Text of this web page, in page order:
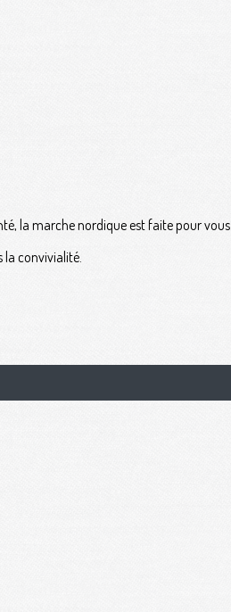
la marche nordique est faite pour vous.
convivialité.